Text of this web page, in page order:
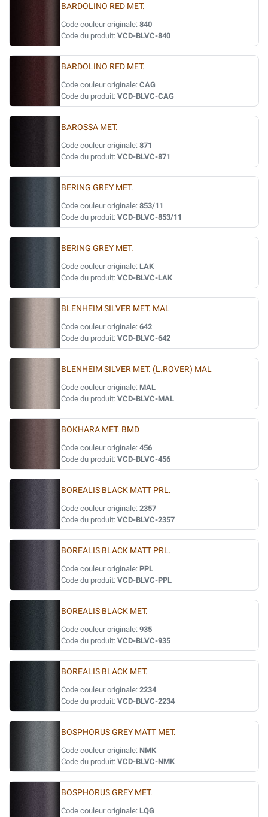
BARDOLINO RED MET.
Code couleur originale: 840
Code du produit: VCD-BLVC-840
BARDOLINO RED MET.
Code couleur originale: CAG
Code du produit: VCD-BLVC-CAG
BAROSSA MET.
Code couleur originale: 871
Code du produit: VCD-BLVC-871
BERING GREY MET.
Code couleur originale: 853/11
Code du produit: VCD-BLVC-853/11
BERING GREY MET.
Code couleur originale: LAK
Code du produit: VCD-BLVC-LAK
BLENHEIM SILVER MET. MAL
Code couleur originale: 642
Code du produit: VCD-BLVC-642
BLENHEIM SILVER MET. (L.ROVER) MAL
Code couleur originale: MAL
Code du produit: VCD-BLVC-MAL
BOKHARA MET. BMD
Code couleur originale: 456
Code du produit: VCD-BLVC-456
BOREALIS BLACK MATT PRL.
Code couleur originale: 2357
Code du produit: VCD-BLVC-2357
BOREALIS BLACK MATT PRL.
Code couleur originale: PPL
Code du produit: VCD-BLVC-PPL
BOREALIS BLACK MET.
Code couleur originale: 935
Code du produit: VCD-BLVC-935
BOREALIS BLACK MET.
Code couleur originale: 2234
Code du produit: VCD-BLVC-2234
BOSPHORUS GREY MATT MET.
Code couleur originale: NMK
Code du produit: VCD-BLVC-NMK
BOSPHORUS GREY MET.
Code couleur originale: LQG